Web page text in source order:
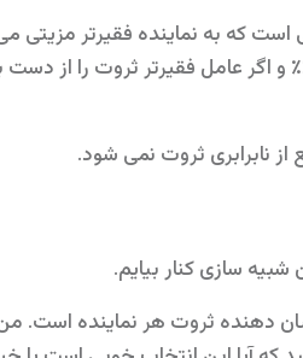
است که به نماینده فقیرتر
نابرابری ثروت نمی شود.
سازی کنار بیایم.
دهنده ثروت هر نماینده است.